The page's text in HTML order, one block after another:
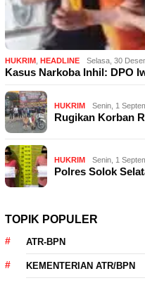
HUKRIM HEADLINE Selasa, 30
Kasus Narkoba Inhil: DPO
HUKRIM Senin, 1
Rugikan Korban
HUKRIM Senin, 1
Polres Solok
TOPIK POPULER
ATR-BPN
KEMENTERIAN ATR/BPN